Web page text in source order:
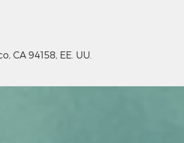
CA 94158, EE. UU.